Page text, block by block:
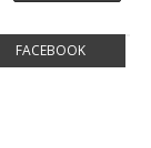
FACEBOOK